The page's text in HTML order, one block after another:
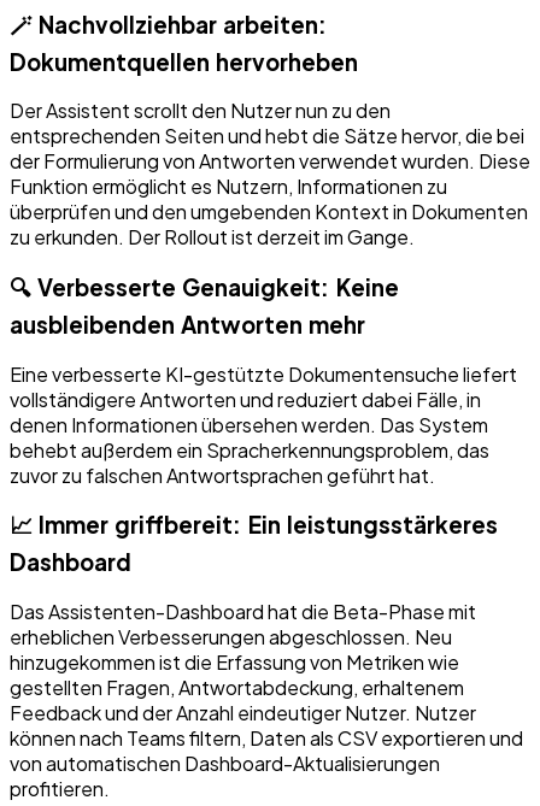
🪄 Nachvollziehbar arbeiten:
Dokumentquellen hervorheben
Der Assistent scrollt den Nutzer nun zu den
entsprechenden Seiten und hebt die Sätze hervor, die bei
der Formulierung von Antworten verwendet wurden. Diese
Funktion ermöglicht es Nutzern, Informationen zu
überprüfen und den umgebenden Kontext in Dokumenten
zu erkunden. Der Rollout ist derzeit im Gange.
🔍 Verbesserte Genauigkeit: Keine
ausbleibenden Antworten mehr
Eine verbesserte KI-gestützte Dokumentensuche liefert
vollständigere Antworten und reduziert dabei Fälle, in
denen Informationen übersehen werden. Das System
behebt außerdem ein Spracherkennungsproblem, das
zuvor zu falschen Antwortsprachen geführt hat.
📈 Immer griffbereit: Ein leistungsstärkeres
Dashboard
Das Assistenten-Dashboard hat die Beta-Phase mit
erheblichen Verbesserungen abgeschlossen. Neu
hinzugekommen ist die Erfassung von Metriken wie
gestellten Fragen, Antwortabdeckung, erhaltenem
Feedback und der Anzahl eindeutiger Nutzer. Nutzer
können nach Teams filtern, Daten als CSV exportieren und
von automatischen Dashboard-Aktualisierungen
profitieren.